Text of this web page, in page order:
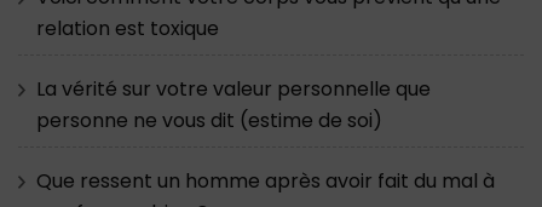
relation est toxique
La vérité sur votre valeur personnelle que
personne ne vous dit (estime de soi)
Que ressent un homme après avoir fait du mal à